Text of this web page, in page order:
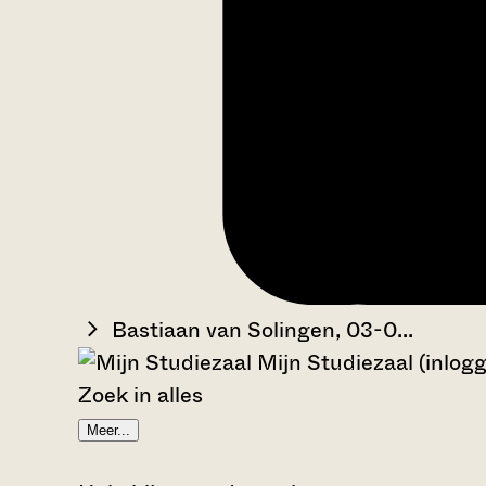
Bastiaan van Solingen, 03-0...
Mijn Studiezaal
Zoek in alles
Meer...